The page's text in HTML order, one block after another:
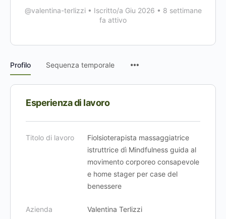
@valentina-terlizzi • Iscritto/a Giu 2026 • 8 settimane
fa attivo
Profilo Sequenza temporale
menu
Esperienza di lavoro
Titolo di lavoro
Fiolsioterapista massaggiatrice
istruttrice dì Mindfulness guida al
movimento corporeo consapevole
e home stager per case del
benessere
Azienda Valentina Terlizzi